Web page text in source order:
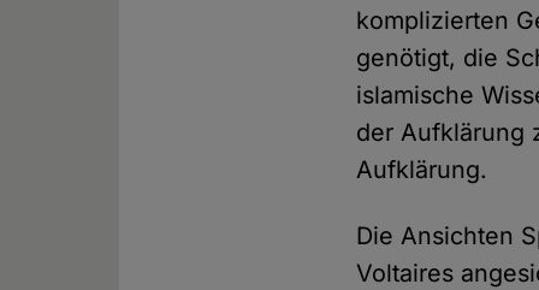
komplizierten
genötigt, die
islamische
der Aufklärung
Aufklärung.
Die Ansichten
Voltaires